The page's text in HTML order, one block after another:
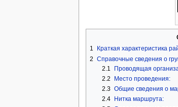
1
Краткая характеристика
2 Справочные сведения о
2.1
Проводящая
2.2
Место проведения:
2.3 Общие сведения о
2.4
Нитка маршрута: